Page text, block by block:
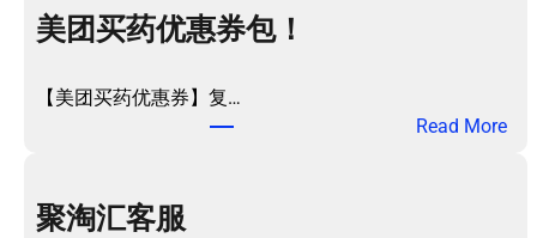
美团买药优惠券包！
【美团买药优惠券】复…
Read More：
聚淘汇客服